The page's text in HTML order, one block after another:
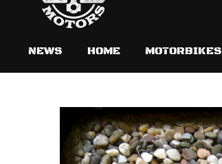
NEWS HOME MOTORBIKES